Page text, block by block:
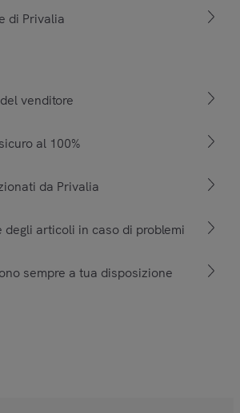
di Privalia
venditore
al 100%
da Privalia
degli articoli in caso di problemi
sempre a tua disposizione